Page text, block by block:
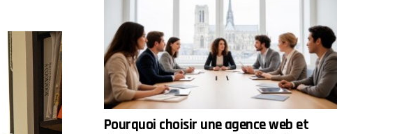
Pourquoi choisir une agence web et